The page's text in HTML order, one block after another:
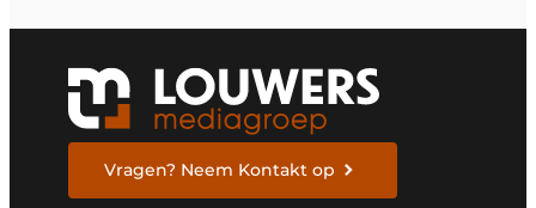
Vragen? Neem Kontakt op